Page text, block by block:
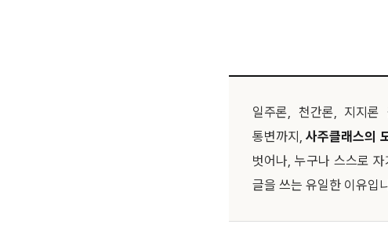
일주론, 천간론, 지지
통변까지,사주클래스의
벗어나, 누구나 스스로
글을 쓰는 유일한 이유입